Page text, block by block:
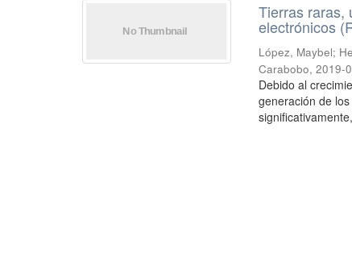
Tierras raras,
electrónicos
López, Maybel;
Carabobo,2019-
Debido al
generación de